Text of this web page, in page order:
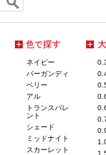
ネイビー
バーガンディ
ベリー
アル
トランスパレ
ント
シェード
ミッドナイト
スカーレット